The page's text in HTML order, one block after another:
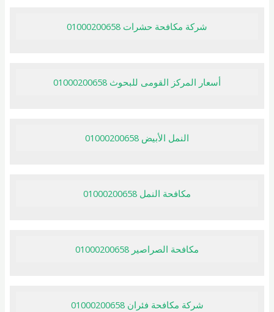
شركة مكافحة حشرات 01000200658
أسعار المركز القومى للبحوث 01000200658
النمل الأبيض 01000200658
مكافحة النمل 01000200658
مكافحة الصراصير 01000200658
شركة مكافحة فئران 01000200658